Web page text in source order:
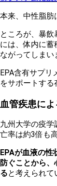
本来、中性脂肪
ところが、暴
には、体内に
ながってしまい
EPA含有サプリ
をサポートする
血管疾患に
九州大学の疫学
亡率は約3倍も
EPAが血液の
防ぐことから
ると考えられて